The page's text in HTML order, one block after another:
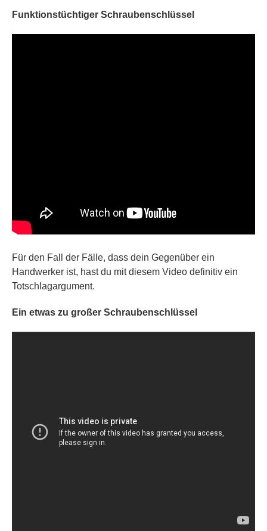
Funktionstüchtiger Schraubenschlüssel
Für den Fall der Fälle, dass dein Gegenüber ein
Handwerker ist, hast du mit diesem Video definitiv ein
Totschlagargument.
Ein etwas zu großer Schraubenschlüssel